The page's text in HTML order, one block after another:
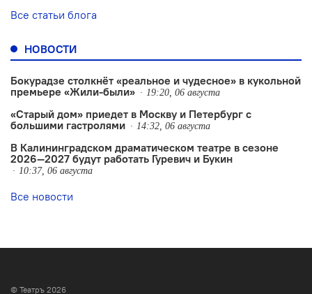
Все статьи блога
НОВОСТИ
Бокурадзе столкнëт «реальное и чудесное» в кукольной
премьере «Жили-были»
19:20, 06 августа
«Старый дом» приедет в Москву и Петербург с
большими гастролями
14:32, 06 августа
В Калининградском драматическом театре в сезоне
2026—2027 будут работать Гуревич и Букин
10:37, 06 августа
Все новости
© Театръ 2026